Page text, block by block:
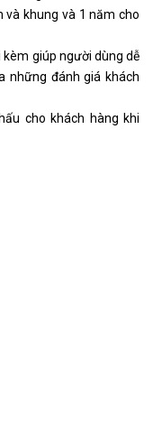
và khung và 1 năm cho
kèm giúp người dùng dễ
những đánh giá khách
cho khách hàng khi